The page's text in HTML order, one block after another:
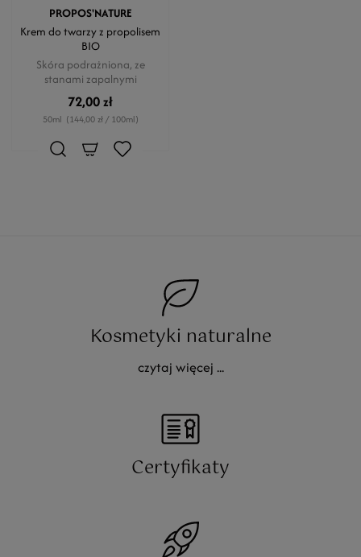
PROPOS'NATURE
Krem do twarzy z propolisem
BIO
Skóra podrażniona, ze
stanami zapalnymi
72,00 zł
50ml (144,00 zł / 100ml)
Kosmetyki naturalne
czytaj więcej ...
Certyfikaty